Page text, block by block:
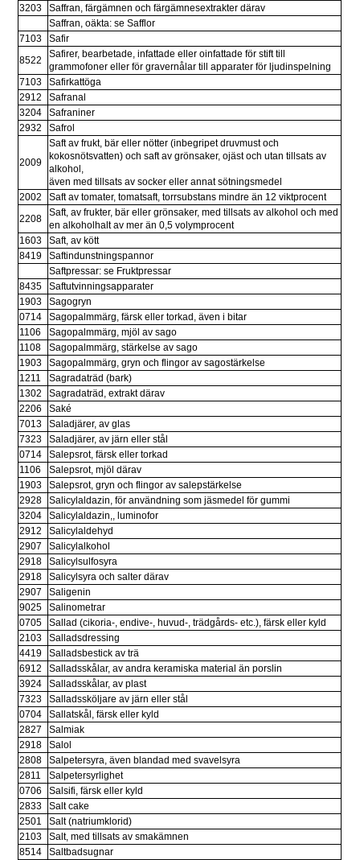
3203
Saffran, färgämnen och färgämnesextrakter därav
Saffran, oäkta: se Safflor
7103
Safir
8522
Safirer, bearbetade, infattade eller oinfattade för stift till
grammofoner eller för gravernålar till apparater för ljudinspelning
7103
Safirkattöga
2912
Safranal
3204
Safraniner
2932
Safrol
2009
Saft av frukt, bär eller nötter (inbegripet druvmust och
kokosnötsvatten) och saft av grönsaker, ojäst och utan tillsats av
alkohol,
även med tillsats av socker eller annat sötningsmedel
2002
Saft av tomater, tomatsaft, torrsubstans mindre än 12 viktprocent
2208
Saft, av frukter, bär eller grönsaker, med tillsats av alkohol och med
en alkoholhalt av mer än 0,5 volymprocent
1603
Saft, av kött
8419
Saftindunstningspannor
Saftpressar: se Fruktpressar
8435
Saftutvinningsapparater
1903
Sagogryn
0714
Sagopalmmärg, färsk eller torkad, även i bitar
1106
Sagopalmmärg, mjöl av sago
1108
Sagopalmmärg, stärkelse av sago
1903
Sagopalmmärg, gryn och flingor av sagostärkelse
1211
Sagradaträd (bark)
1302
Sagradaträd, extrakt därav
2206
Saké
7013
Saladjärer, av glas
7323
Saladjärer, av järn eller stål
0714
Salepsrot, färsk eller torkad
1106
Salepsrot, mjöl därav
1903
Salepsrot, gryn och flingor av salepstärkelse
2928
Salicylaldazin, för användning som jäsmedel för gummi
3204
Salicylaldazin,, luminofor
2912
Salicylaldehyd
2907
Salicylalkohol
2918
Salicylsulfosyra
2918
Salicylsyra och salter därav
2907
Saligenin
9025
Salinometrar
0705
Sallad (cikoria-, endive-, huvud-, trädgårds- etc.), färsk eller kyld
2103
Salladsdressing
4419
Salladsbestick av trä
6912
Salladsskålar, av andra keramiska material än porslin
3924
Salladsskålar, av plast
7323
Salladssköljare av järn eller stål
0704
Sallatskål, färsk eller kyld
2827
Salmiak
2918
Salol
2808
Salpetersyra, även blandad med svavelsyra
2811
Salpetersyrlighet
0706
Salsifi, färsk eller kyld
2833
Salt cake
2501
Salt (natriumklorid)
2103
Salt, med tillsats av smakämnen
8514
Saltbadsugnar